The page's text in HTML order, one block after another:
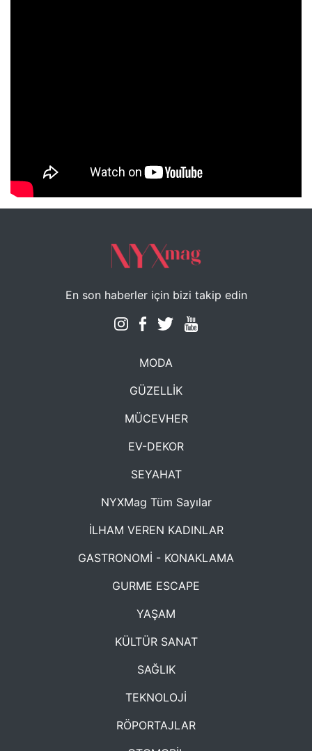
NYXmag 2. Yaş Kutlama Etkinliği
En son haberler için bizi takip edin
MODA
GÜZELLİK
MÜCEVHER
EV-DEKOR
SEYAHAT
NYXMag Tüm Sayılar
İLHAM VEREN KADINLAR
GASTRONOMİ - KONAKLAMA
GURME ESCAPE
YAŞAM
KÜLTÜR SANAT
SAĞLIK
TEKNOLOJİ
RÖPORTAJLAR